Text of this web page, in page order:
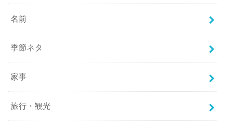
名前
季節ネタ
家事
旅行・観光